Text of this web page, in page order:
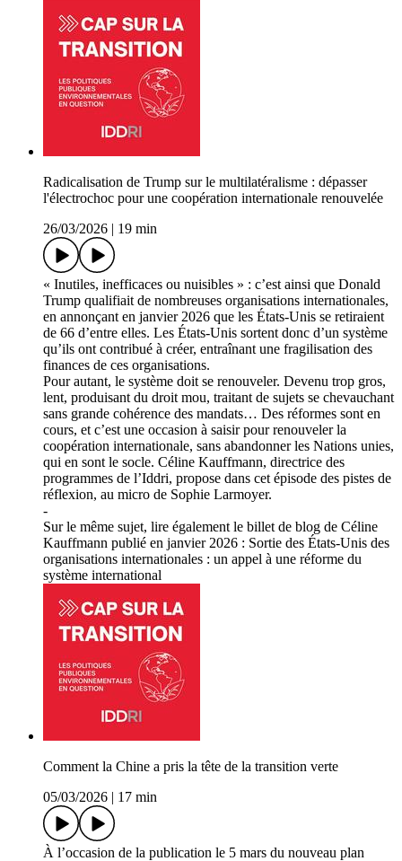
Radicalisation de Trump sur le multilatéralisme : dépasser
l'électrochoc pour une coopération internationale renouvelée
26/03/2026
19 min
« Inutiles, inefficaces ou nuisibles » : c’est ainsi que Donald
Trump qualifiait de nombreuses organisations internationales,
en annonçant en janvier 2026 que les États-Unis se retiraient
de 66 d’entre elles. Les États-Unis sortent donc d’un système
qu’ils ont contribué à créer, entraînant une fragilisation des
finances de ces organisations.
Pour autant, le système doit se renouveler. Devenu trop gros,
lent, produisant du droit mou, traitant de sujets se chevauchant
sans grande cohérence des mandats… Des réformes sont en
cours, et c’est une occasion à saisir pour renouveler la
coopération internationale, sans abandonner les Nations unies,
qui en sont le socle. Céline Kauffmann, directrice des
programmes de l’Iddri, propose dans cet épisode des pistes de
réflexion, au micro de Sophie Larmoyer.
-
Sur le même sujet, lire également le billet de blog de Céline
Kauffmann publié en janvier 2026 : Sortie des États-Unis des
organisations internationales : un appel à une réforme du
système international
Comment la Chine a pris la tête de la transition verte
05/03/2026
17 min
À l’occasion de la publication le 5 mars du nouveau plan